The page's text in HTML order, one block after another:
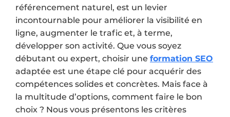
référencement naturel, est un levier
incontournable pour améliorer la visibilité en
ligne, augmenter le trafic et, à terme,
développer son activité. Que vous soyez
débutant ou expert, choisir une formation SEO
adaptée est une étape clé pour acquérir des
compétences solides et concrètes. Mais face à
la multitude d’options, comment faire le bon
choix ? Nous vous présentons les critères